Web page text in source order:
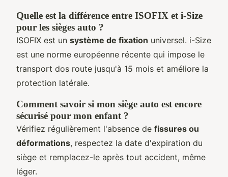
Quelle est la différence entre ISOFIX et i-Size
pour les sièges auto ?
ISOFIX est un système de fixation universel. i-Size
est une norme européenne récente qui impose le
transport dos route jusqu'à 15 mois et améliore la
protection latérale.
Comment savoir si mon siège auto est encore
sécurisé pour mon enfant ?
Vérifiez régulièrement l'absence de fissures ou
déformations, respectez la date d'expiration du
siège et remplacez-le après tout accident, même
léger.